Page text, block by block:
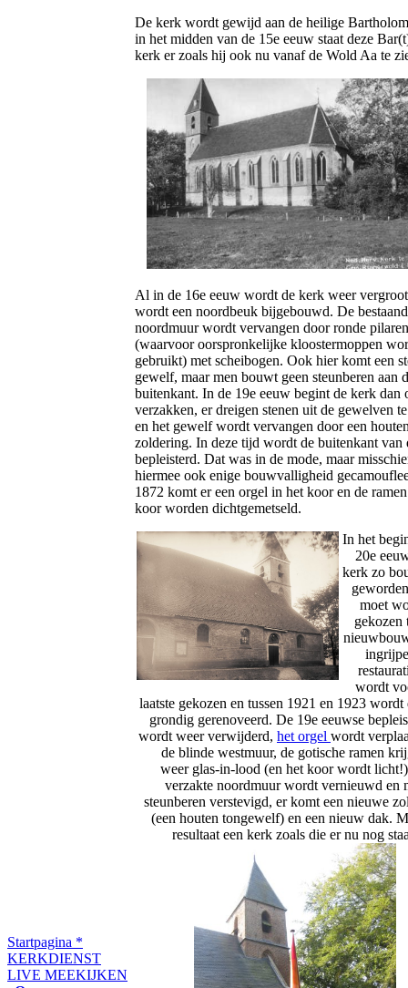
Startpagina *
KERKDIENST
LIVE MEEKIJKEN
De kerk wordt gewijd aan de heilige
in het midden van de 15e eeuw staat deze
kerk er zoals hij ook nu vanaf de Wold Aa te
Al in de 16e eeuw wordt de kerk weer
wordt een noordbeuk bijgebouwd. De
noordmuur wordt vervangen door ronde pilaren
(waarvoor oorspronkelijke kloostermoppen
gebruikt) met scheibogen. Ook hier komt een
gewelf, maar men bouwt geen steunberen aan
buitenkant. In de 19e eeuw begint de kerk dan
verzakken, er dreigen stenen uit de gewelven
en het gewelf wordt vervangen door een
zoldering. In deze tijd wordt de buitenkant van
bepleisterd. Dat was in de mode, maar
hiermee ook enige bouwvalligheid
1872 komt er een orgel in het koor en de
koor worden dichtgemetseld.
In het
20e
kerk zo
moet
gekozen
wordt
laatste gekozen en tussen 1921 en 1923 wordt
grondig gerenoveerd. De 19e eeuwse
wordt weer verwijderd, het orgel wordt
de blinde westmuur, de gotische ramen
weer glas-in-lood (en het koor wordt
verzakte noordmuur wordt vernieuwd en
steunberen verstevigd, er komt een nieuwe
(een houten tongewelf) en een nieuw dak.
resultaat een kerk zoals die er nu nog